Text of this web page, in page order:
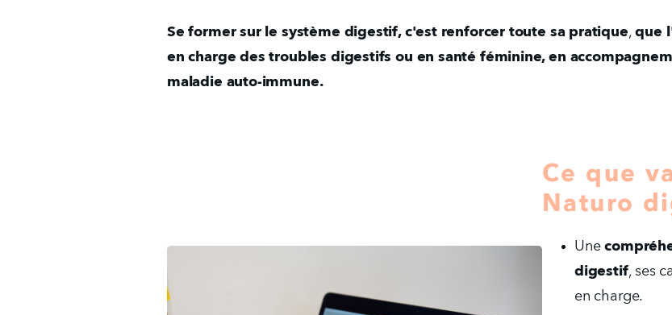
Se former sur le système digestif, c'est renforcer toute sa pratique, que
en charge des troubles digestifs ou en santé féminine, en
maladie auto-immune.
Ce que
Naturo
Une
digestif, ses
en charge.